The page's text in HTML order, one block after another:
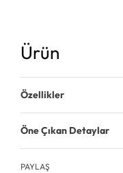
Ürün
Özellikler
Öne Çıkan Detaylar
PAYLAŞ